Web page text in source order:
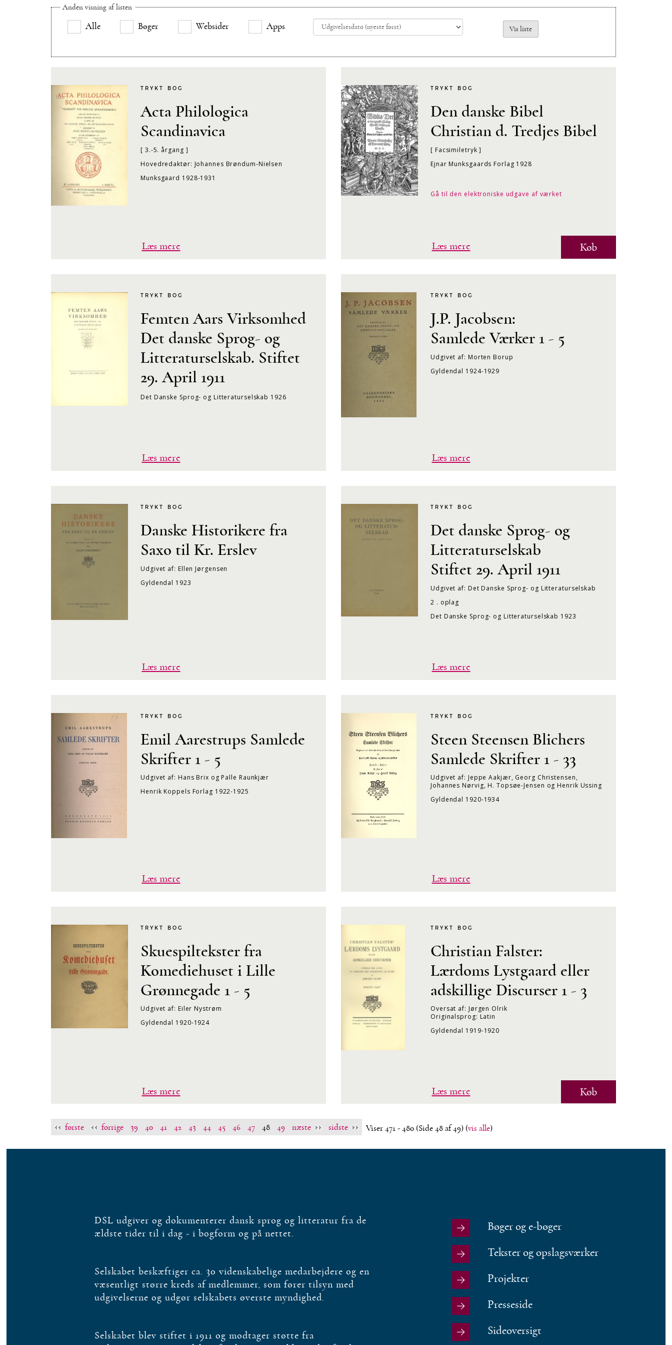
Anden visning af listen
Alle Bøger Websider Apps
TRYKT BOG
Acta Philologica
Scandinavica
[ 3.-5. årgang ]
Hovedredaktør: Johannes Brøndum-Nielsen
Munksgaard 1928-1931
Læs mere
TRYKT BOG
Den danske Bibel
Christian d. Tredjes Bibel
[ Facsimiletryk ]
Ejnar Munksgaards Forlag 1928
Gå til den elektroniske udgave af værket
Læs mere Køb
TRYKT BOG
Femten Aars Virksomhed
Det danske Sprog- og
Litteraturselskab. Stiftet
29. April 1911
Det Danske Sprog- og Litteraturselskab 1926
Læs mere
TRYKT BOG
J.P. Jacobsen:
Samlede Værker 1 - 5
Udgivet af: Morten Borup
Gyldendal 1924-1929
Læs mere
TRYKT BOG
Danske Historikere fra
Saxo til Kr. Erslev
Udgivet af: Ellen Jørgensen
Gyldendal 1923
Læs mere
TRYKT BOG
Det danske Sprog- og
Litteraturselskab
Stiftet 29. April 1911
Udgivet af: Det Danske Sprog- og Litteraturselskab
2 . oplag
Det Danske Sprog- og Litteraturselskab 1923
Læs mere
TRYKT BOG
Emil Aarestrups Samlede
Skrifter 1 - 5
Udgivet af: Hans Brix og Palle Raunkjær
Henrik Koppels Forlag 1922-1925
Læs mere
TRYKT BOG
Steen Steensen Blichers
Samlede Skrifter 1 - 33
Udgivet af: Jeppe Aakjær, Georg Christensen,
Johannes Nørvig, H. Topsøe-Jensen og Henrik Ussing
Gyldendal 1920-1934
Læs mere
TRYKT BOG
Skuespiltekster fra
Komediehuset i Lille
Grønnegade 1 - 5
Udgivet af: Eiler Nystrøm
Gyldendal 1920-1924
Læs mere
TRYKT BOG
Christian Falster:
Lærdoms Lystgaard eller
adskillige Discurser 1 - 3
Oversat af: Jørgen Olrik
Originalsprog: Latin
Gyldendal 1919-1920
Læs mere Køb
første forrige 39 40 41 42 43 44 45 46 47 48 49 næste sidste Viser 471 - 480 (Side 48 af 49) (vis alle)
DSL udgiver og dokumenterer dansk sprog og litteratur fra de
ældste tider til i dag - i bogform og på nettet.
Selskabet beskæftiger ca. 30 videnskabelige medarbejdere og en
væsentligt større kreds af medlemmer, som fører tilsyn med
udgivelserne og udgør selskabets øverste myndighed.
Selskabet blev stiftet i 1911 og modtager støtte fra
Bøger og e-bøger
Tekster og opslagsværker
Projekter
Presseside
Sideoversigt